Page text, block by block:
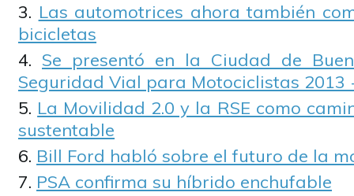
Las automotrices ahora también
bicicletas
Se presentó en la Ciudad de
Seguridad Vial para Motociclistas 2013
La Movilidad 2.0 y la RSE como
sustentable
Bill Ford habló sobre el futuro de la
PSA confirma su híbrido enchufable